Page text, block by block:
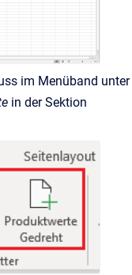
im Menüband unter
in der Sektion